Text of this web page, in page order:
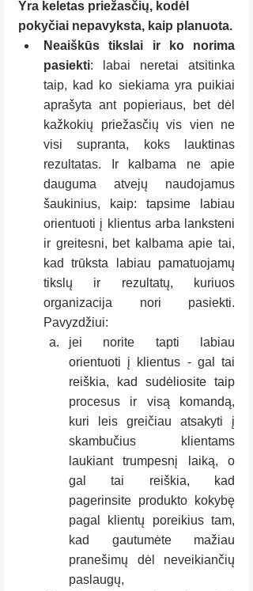
Yra keletas priežasčių, kodėl
pokyčiai nepavyksta, kaip planuota.
Neaiškūs tikslai ir ko norima
pasiekti: labai neretai atsitinka
taip, kad ko siekiama yra puikiai
aprašyta ant popieriaus, bet dėl
kažkokių priežasčių vis vien ne
visi supranta, koks lauktinas
rezultatas. Ir kalbama ne apie
dauguma atvejų naudojamus
šaukinius, kaip: tapsime labiau
orientuoti į klientus arba lanksteni
ir greitesni, bet kalbama apie tai,
kad trūksta labiau pamatuojamų
tikslų ir rezultatų, kuriuos
organizacija nori pasiekti.
Pavyzdžiui:
jei norite tapti labiau
orientuoti į klientus - gal tai
reiškia, kad sudėliosite taip
procesus ir visą komandą,
kuri leis greičiau atsakyti į
skambučius klientams
laukiant trumpesnį laiką, o
gal tai reiškia, kad
pagerinsite produkto kokybę
pagal klientų poreikius tam,
kad gautumėte mažiau
pranešimų dėl neveikiančių
paslaugų,